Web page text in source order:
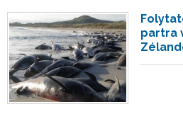
partra